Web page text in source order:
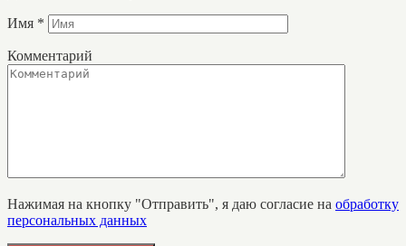
Имя *
Комментарий
Нажимая на кнопку "Отправить", я даю согласие на обработку
персональных данных